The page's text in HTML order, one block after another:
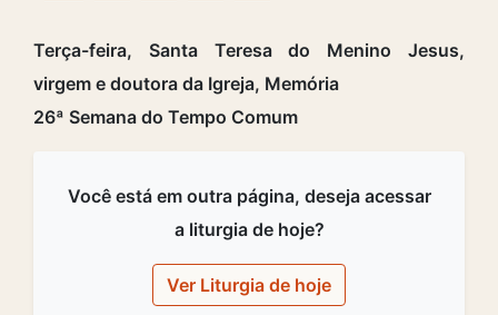
Terça-feira, Santa Teresa do Menino Jesus,
virgem e doutora da Igreja, Memória
26ª Semana do Tempo Comum
Você está em outra página, deseja acessar
a liturgia de hoje?
Ver Liturgia de hoje